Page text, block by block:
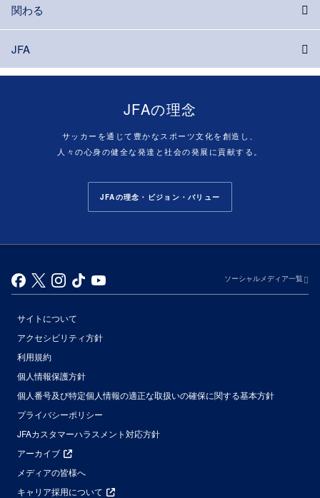
関わる
JFA
JFAの理念
サッカーを通じて豊かなスポーツ文化を創造し、
人々の心身の健全な発達と社会の発展に貢献する。
JFAの理念・ビジョン・バリュー
ソーシャルメディア一覧
サイトについて
アクセシビリティ方針
利用規約
個人情報保護方針
個人番号及び特定個人情報の適正な取扱いの確保に関する基本方針
プライバシーポリシー
JFAカスタマーハラスメント対応方針
アーカイブ
メディアの皆様へ
キャリア採用について